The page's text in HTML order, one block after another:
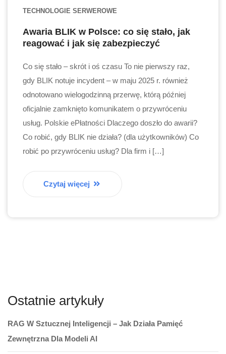
TECHNOLOGIE SERWEROWE
Awaria BLIK w Polsce: co się stało, jak
reagować i jak się zabezpieczyć
Co się stało – skrót i oś czasu To nie pierwszy raz,
gdy BLIK notuje incydent – w maju 2025 r. również
odnotowano wielogodzinną przerwę, którą później
oficjalnie zamknięto komunikatem o przywróceniu
usług. Polskie ePłatności Dlaczego doszło do awarii?
Co robić, gdy BLIK nie działa? (dla użytkowników) Co
robić po przywróceniu usług? Dla firm i […]
Czytaj więcej
Ostatnie artykuły
RAG W Sztucznej Inteligencji – Jak Działa Pamięć
Zewnętrzna Dla Modeli AI